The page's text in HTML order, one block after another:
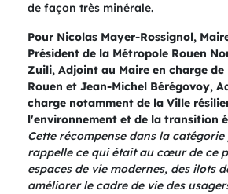
de façon très minérale.
Pour Nicolas Mayer-Rossignol,
Président de la Métropole Rouen
Zuili, Adjoint au Maire en charge
Rouen et Jean-Michel Bérégovoy,
charge notamment de la Ville
l'environnement et de la transition
Cette récompense dans la
rappelle ce qui était au cœur de ce
espaces de vie modernes, des ilots
améliorer le cadre de vie des